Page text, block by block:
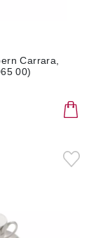
Carrara,
00)